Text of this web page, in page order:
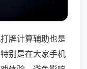
牌计算辅助也是
别是在大家手机